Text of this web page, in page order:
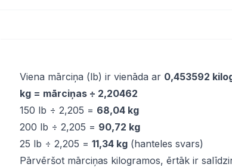
Viena mārciņa (lb) ir vienāda ar 0,453592
kg = mārciņas ÷ 2,20462
150 lb ÷ 2,205 = 68,04 kg
200 lb ÷ 2,205 = 90,72 kg
25 lb ÷ 2,205 = 11,34 kg (hanteles svars)
Pārvēršot mārciņas kilogramos, ērtāk ir